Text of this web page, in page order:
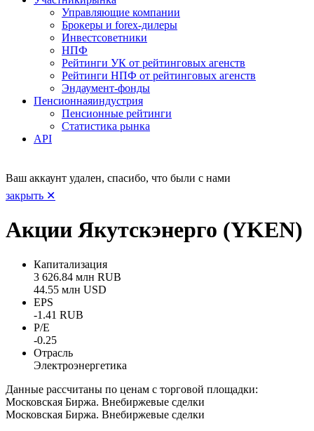
Управляющие компании
Брокеры и forex-дилеры
Инвестсоветники
НПФ
Рейтинги УК от рейтинговых агенств
Рейтинги НПФ от рейтинговых агенств
Эндаумент-фонды
Пенсионнаяиндустрия
Пенсионные рейтинги
Статистика рынка
API
Ваш аккаунт удален, спасибо, что были с нами
закрыть ✕
Акции Якутскэнерго (YKEN)
Капитализация
3 626.84 млн RUB
44.55 млн USD
EPS
-1.41 RUB
P/E
-0.25
Отрасль
Электроэнергетика
Данные рассчитаны по ценам с торговой площадки:
Московская Биржа. Внебиржевые сделки
Московская Биржа. Внебиржевые сделки